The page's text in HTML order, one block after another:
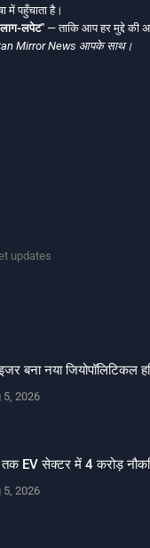
में पहुँचाता है।
लाग-लपेट" — ताकि आप हर मुद्दे की
Mirror News आपके साथ।
updates
बना नया जियोपॉलिटिकल
5, 2026
EV सेक्टर में 4 करोड़
5, 2026